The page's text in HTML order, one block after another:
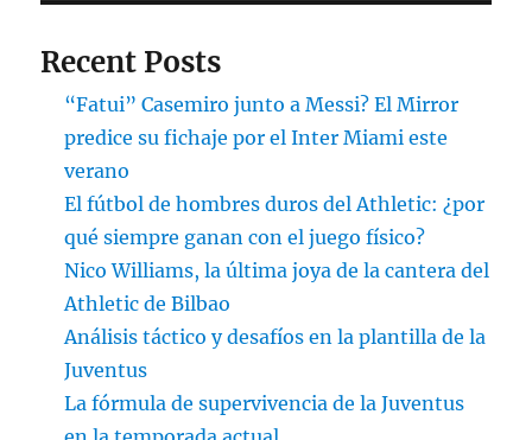
Recent Posts
“Fatui” Casemiro junto a Messi? El Mirror
predice su fichaje por el Inter Miami este
verano
El fútbol de hombres duros del Athletic: ¿por
qué siempre ganan con el juego físico?
Nico Williams, la última joya de la cantera del
Athletic de Bilbao
Análisis táctico y desafíos en la plantilla de la
Juventus
La fórmula de supervivencia de la Juventus